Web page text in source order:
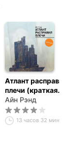
Атлант расправил
плечи (краткая
версия)
Айн Рэнд
13 часов 32 минуты